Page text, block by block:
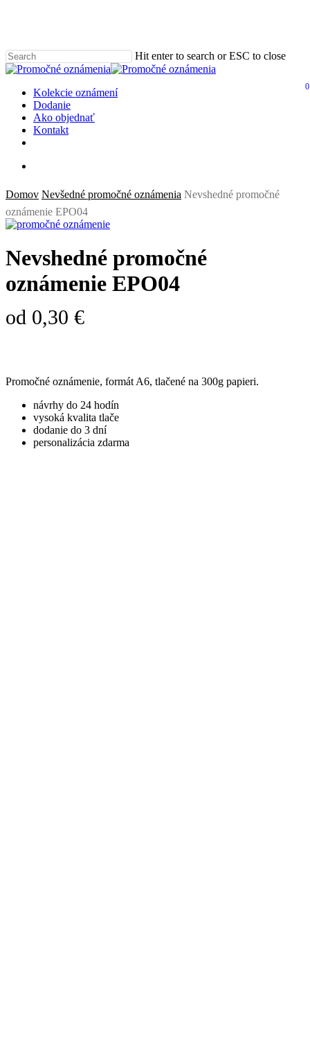
content
Hit enter to search or ESC to close
Close
0
Menu
Kolekcie oznámení
Dodanie
Ako objednať
Kontakt
Domov Nevšedné promočné oznámenia Nevshedné promočné
oznámenie EPO04
Nevshedné promočné
oznámenie EPO04
od 0,30 €
Promočné oznámenie, formát A6, tlačené na 300g papieri.
návrhy do 24 hodín
vysoká kvalita tlače
dodanie do 3 dní
personalizácia zdarma